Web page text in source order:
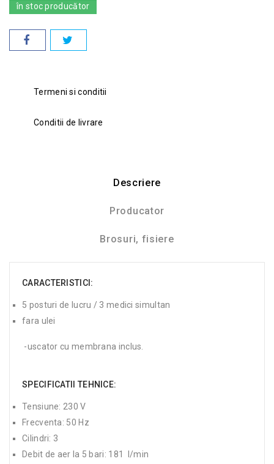
în stoc producător
Termeni si conditii
Conditii de livrare
Descriere
Producator
Brosuri, fisiere
CARACTERISTICI:
5 posturi de lucru / 3 medici simultan
fara ulei
-uscator cu membrana inclus.
SPECIFICATII TEHNICE:
Tensiune: 230 V
Frecventa: 50 Hz
Cilindri: 3
Debit de aer la 5 bari: 181 l/min